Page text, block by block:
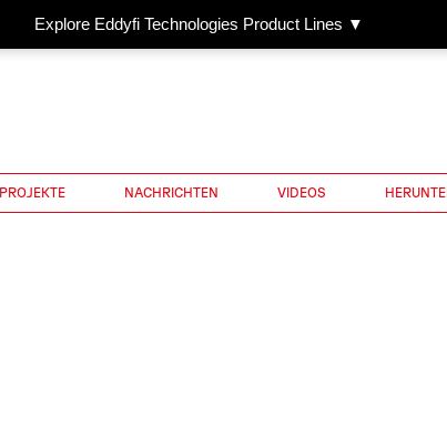
Explore Eddyfi Technologies Product Lines ▼
PROJEKTE NACHRICHTEN VIDEOS